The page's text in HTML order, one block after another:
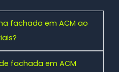
fachada em ACM ao
fachada em ACM